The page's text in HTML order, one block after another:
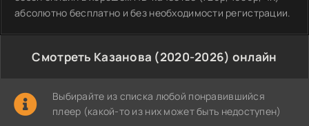
абсолютно бесплатно и без необходимости регистрации.
Смотреть Казанова (2020-2026) онлайн
Выбирайте из списка любой понравившийся
плеер (какой-то из них может быть недоступен)